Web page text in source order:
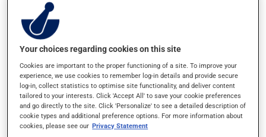
l'occasion entraîner certains effets indésirables (effets
secondaires), notamment :
il peut rendre la bouche sèche;
il peut causer des étourdissements ou vous endormir
- levez-vous lentement et soyez prudent avant de
prendre le volant;
il peut causer des palpitations (coeur qui bat vite);
il peut être stimulant - évitez de le prendre juste
avant de dormir;
Your choices regarding cookies on this site
Cookies are important to the proper functioning of a site. To improve your
experience, we use cookies to remember log-in details and provide secure
log-in, collect statistics to optimise site functionality, and deliver content
tailored to your interests. Click 'Accept All' to save your cookie preferences
and go directly to the site. Click 'Personalize' to see a detailed description of
cookie types and additional preference options. For more information about
cookies, please see our Privacy Statement